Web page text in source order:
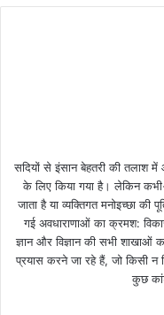
सदियों से इंसान बेहतरी की तलाश में
के लिए किया गया है। लेकिन
जाता है या व्यक्तिगत मनोइच्छा की
गई अवधाराणाओं का क्रमश:
ज्ञान और विज्ञान की सभी
प्रयास करने जा रहे हैं, जो किसी न
कुछ